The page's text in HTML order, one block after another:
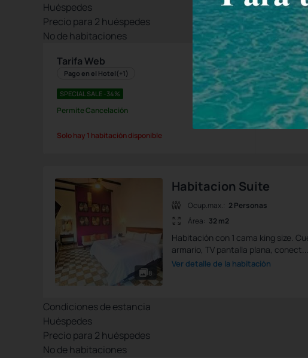
Huéspedes
Precio para 2 huéspedes
Nº de habitaciones
Tarifa Web
Pago en el Hotel (+1)
SPECIAL SALE -34%
Permite Cancelación
Solo hay 1 habitación disponible
8
Habitacion Suite
Ocup.max.: 2 Personas
Área: 32 m2
Habitación con 1 cama king size.
armario, TV pantalla plana, conect...
Ver detalle de la habitación
Condiciones de estancia
Huéspedes
Precio para 2 huéspedes
Nº de habitaciones